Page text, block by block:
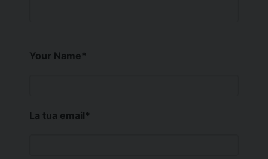
Your Name*
La tua email*